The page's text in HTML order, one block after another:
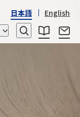
日本語 English